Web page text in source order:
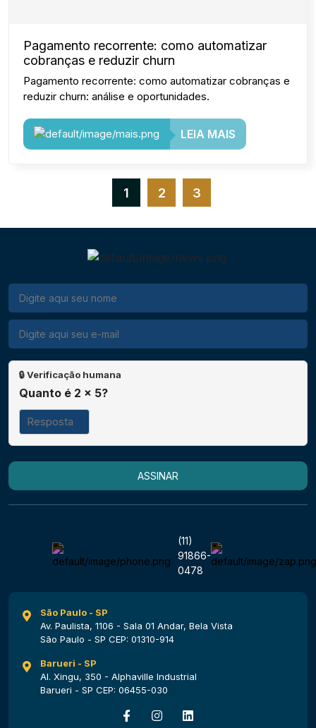
Pagamento recorrente: como automatizar
cobranças e reduzir churn
Pagamento recorrente: como automatizar cobranças e
reduzir churn: análise e oportunidades.
LEIA MAIS
1 2 3
🔒 Verificação humana
Quanto é 2 x 5?
ASSINAR
(11)
91866-
0478
São Paulo - SP
Av. Paulista, 1106 - Sala 01 Andar, Bela Vista
São Paulo - SP CEP: 01310-914
Barueri - SP
Al. Xingu, 350 - Alphaville Industrial
Barueri - SP CEP: 06455-030